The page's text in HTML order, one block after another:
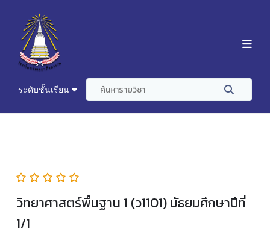
ระดับชั้นเรียน
วิทยาศาสตร์พื้นฐาน 1 (ว1101) มัธยมศึกษาปีที่
1/1